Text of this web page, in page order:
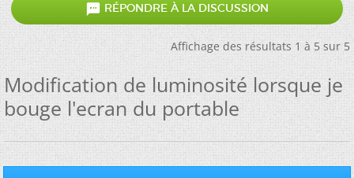
 RÉPONDRE À LA DISCUSSION
Affichage des résultats 1 à 5 sur 5
Modification de luminosité lorsque je
bouge l'ecran du portable